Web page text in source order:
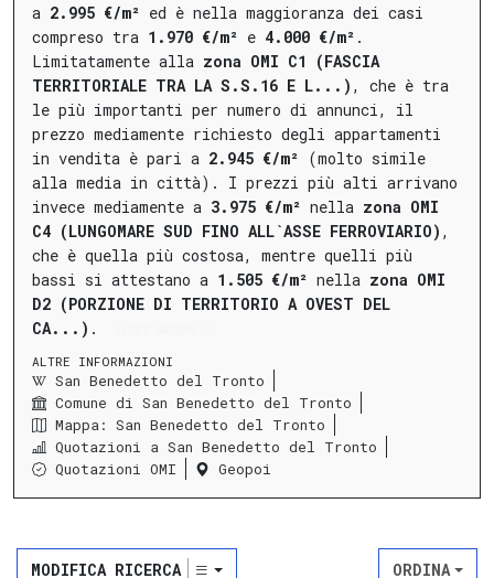
a 2.995 €/m² ed è nella maggioranza dei casi
compreso tra 1.970 €/m² e 4.000 €/m² .
Limitatamente alla zona OMI C1 (FASCIA
TERRITORIALE TRA LA S.S.16 E L...) , che è tra
le più importanti per numero di annunci, il
prezzo mediamente richiesto degli appartamenti
in vendita è pari a 2.945 €/m² (molto simile
alla media in città). I prezzi più alti arrivano
invece mediamente a 3.975 €/m² nella zona OMI
C4 (LUNGOMARE SUD FINO ALL`ASSE FERROVIARIO) ,
che è quella più costosa, mentre quelli più
bassi si attestano a 1.505 €/m² nella zona OMI
D2 (PORZIONE DI TERRITORIO A OVEST DEL
CA...) .
ALTRE INFORMAZIONI
San Benedetto del Tronto
Comune di San Benedetto del Tronto
Mappa: San Benedetto del Tronto
Quotazioni a San Benedetto del Tronto
Quotazioni OMI
Geopoi
MODIFICA RICERCA ORDINA